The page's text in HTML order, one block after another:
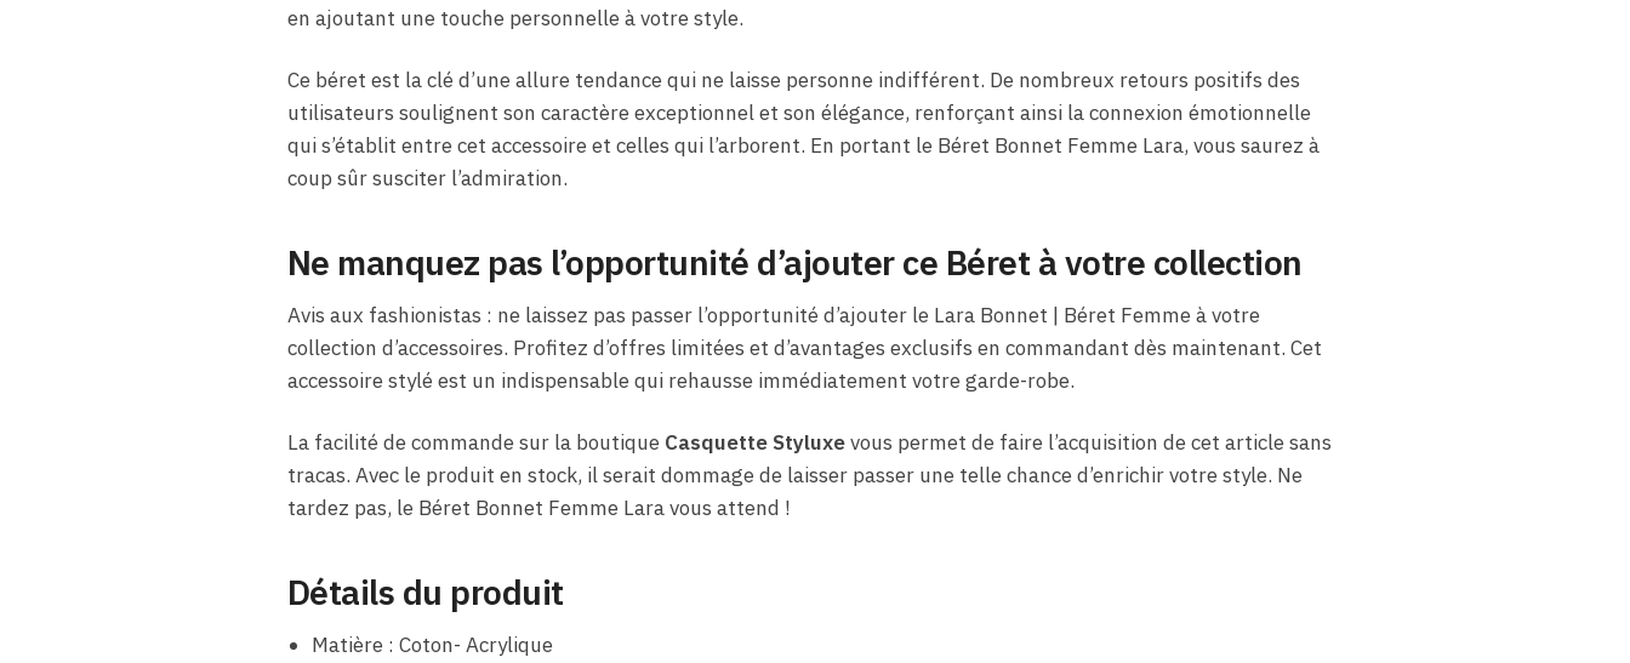
en ajoutant une touche personnelle à votre style.
Ce béret est la clé d’une allure tendance qui ne laisse personne indifférent. De nombreux retours positifs des
utilisateurs soulignent son caractère exceptionnel et son élégance, renforçant ainsi la connexion émotionnelle
qui s’établit entre cet accessoire et celles qui l’arborent. En portant le Béret Bonnet Femme Lara, vous saurez à
coup sûr susciter l’admiration.
Ne manquez pas l’opportunité d’ajouter ce Béret à votre collection
Avis aux fashionistas : ne laissez pas passer l’opportunité d’ajouter le Lara Bonnet | Béret Femme à votre
collection d’accessoires. Profitez d’offres limitées et d’avantages exclusifs en commandant dès maintenant. Cet
accessoire stylé est un indispensable qui rehausse immédiatement votre garde-robe.
La facilité de commande sur la boutique Casquette Styluxevous permet de faire l’acquisition de cet article sans
tracas. Avec le produit en stock, il serait dommage de laisser passer une telle chance d’enrichir votre style. Ne
tardez pas, le Béret Bonnet Femme Lara vous attend !
Détails du produit
Matière : Coton- Acrylique